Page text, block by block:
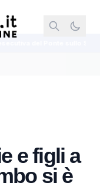
e figli a
si è